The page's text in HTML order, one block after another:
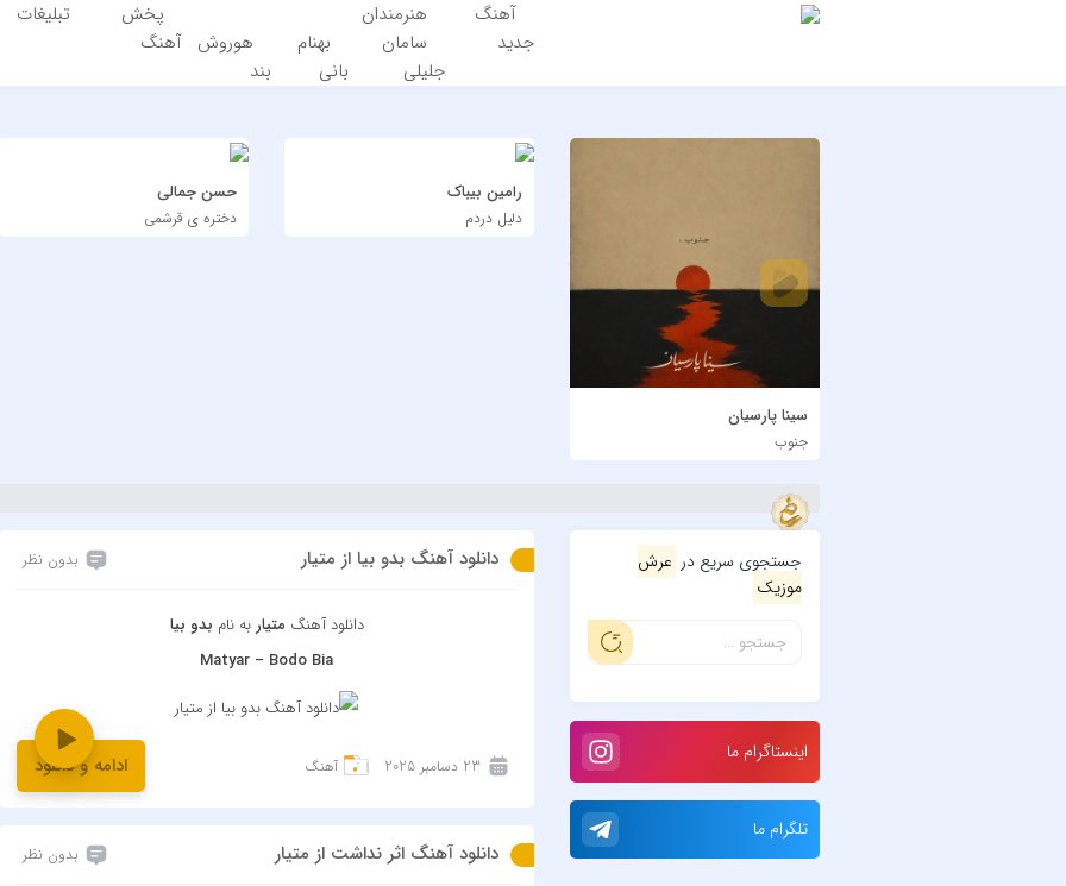
آهنگ
جدید
هنرمندان
سامان
جلیلی
بهنام
بانی
هوروش
بند
پخش
آهنگ
تبلیغات
سینا پارسیان
جنوب
رامین بیباک
دلیل دردم
حسن جمالی
دختره ی قرشمی
جستجوی سریع در عرش
موزیک
اینستاگرام ما
تلگرام ما
دانلود آهنگ بدو بیا از متیار بدون نظر
دانلود آهنگ متیاربه نام بدو بیا
Matyar – Bodo Bia
23 دسامبر 2025 آهنگ ادامه و دانلود
دانلود آهنگ اثر نداشت از متیار بدون نظر